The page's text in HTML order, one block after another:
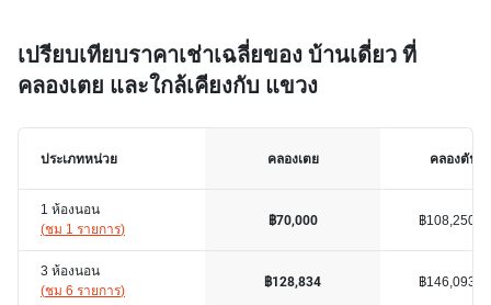
เปรียบเทียบราคาเช่าเฉลี่ยของ บ้านเดี่ยว ที่
คลองเตย และใกล้เคียงกับ แขวง
ประเภทหน่วย
1 ห้องนอน
(ชม 1 รายการ)
3 ห้องนอน
(ชม 6 รายการ)
คลองเตย
฿70,000
฿128,834
คลองตันเ
฿108,250
฿146,093